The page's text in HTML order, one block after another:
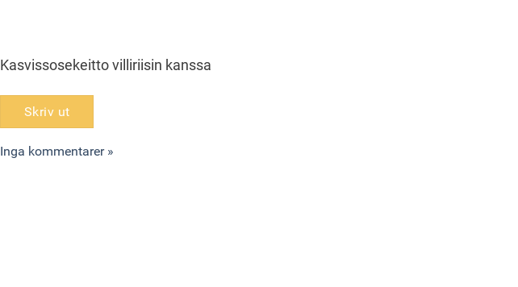
Kasvissosekeitto villiriisin kanssa
Skriv ut
Inga kommentarer »